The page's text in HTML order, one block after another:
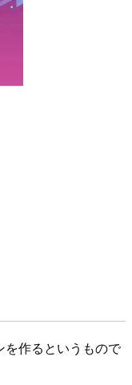
を作るというもので